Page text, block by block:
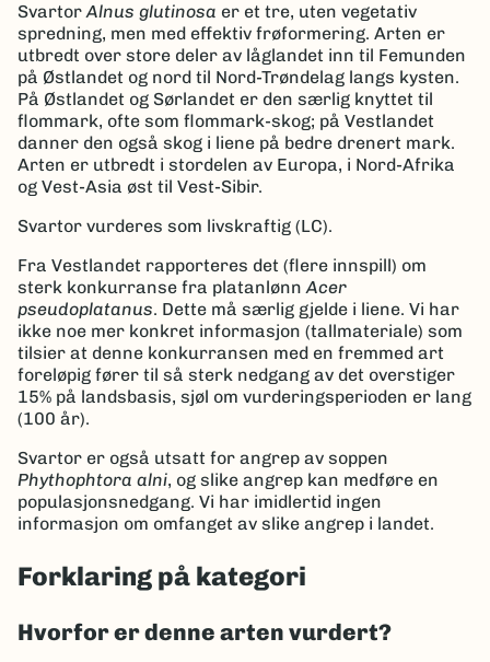
SvartorAlnus glutinosa er et tre, uten vegetativ
spredning, men med effektiv frøformering. Arten er
utbredt over store deler av låglandet inn til Femunden
på Østlandet og nord til Nord-Trøndelag langs kysten.
På Østlandet og Sørlandet er den særlig knyttet til
flommark, ofte som flommark-skog; på Vestlandet
danner den også skog i liene på bedre drenert mark.
Arten er utbredt i stordelen av Europa, i Nord-Afrika
og Vest-Asia øst til Vest-Sibir.
Svartor vurderes som livskraftig (LC).
Fra Vestlandet rapporteres det (flere innspill) om
sterk konkurranse fra platanlønnAcer
pseudoplatanus. Dette må særlig gjelde i liene. Vi har
ikke noe mer konkret informasjon (tallmateriale) som
tilsier at denne konkurransen med en fremmed art
foreløpig fører til så sterk nedgang av det overstiger
15% på landsbasis, sjøl om vurderingsperioden er lang
(100 år).
Svartor er også utsatt for angrep av soppen
Phythophtora alni, og slike angrep kan medføre en
populasjonsnedgang. Vi har imidlertid ingen
informasjon om omfanget av slike angrep i landet.
Forklaring på kategori
Hvorfor er denne arten vurdert?